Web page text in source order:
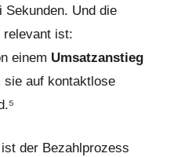
Sekunden. Und die
relevant ist:
einem Umsatzanstieg
sie auf kontaktlose
der Bezahlprozess